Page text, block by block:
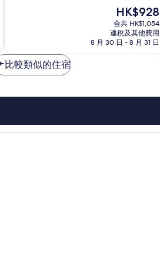
心
完
美，
1,021
評
評
現
售
HK$928
HK$928
合共 HK$1,054
連稅及其他費用
8 月 30 日 - 8 月 31 日
比較類似的住宿